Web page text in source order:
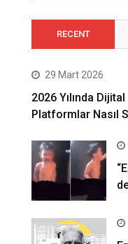
RECENT
29 Mart 2026
2026 Yılında
Platformlar Nasıl